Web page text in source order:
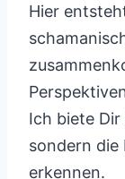
Hier
Ich biete
sondern die
erkennen.